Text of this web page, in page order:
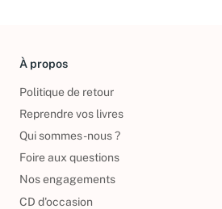
À propos
Politique de retour
Reprendre vos livres
Qui sommes-nous ?
Foire aux questions
Nos engagements
CD d'occasion